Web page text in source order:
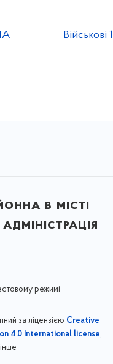
в місті
режимі
за ліцензією Creative
4.0 International license,